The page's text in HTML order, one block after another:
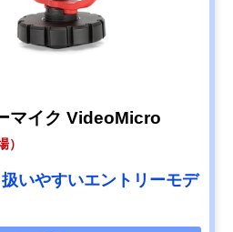
マイク VideoMicro
）
いやすいエントリーモデ